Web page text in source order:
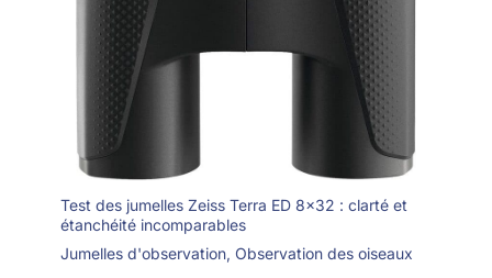
Test des jumelles Zeiss Terra ED 8×32 : clarté et
étanchéité incomparables
Jumelles d'observation, Observation des oiseaux